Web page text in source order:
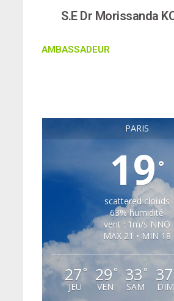
S.E Dr Morissanda
AMBASSADEUR
PARIS
19°
scattered clouds
63% humidité
vent : 1m/s NNO
MAX 21 • MIN 18
27°
JEU
29°
VEN
33 °
SAM
37
DIM